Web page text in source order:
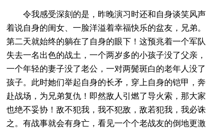
令我感受深刻的是，昨晚演习时还和自身谈笑风声
着说自身的闺女、一脸洋溢着幸福快乐的盆友，兄弟。
第二天就始终的躺在了自身的眼下！这预兆着一个军队
失去一名出色的战土，一个两岁多的小孩子没了父亲，
一个年轻的妻子没了老公，一对两鬓斑白的老年人没了
孩子。此时她们举起自身的长矛，穿上自身的铠甲，奔
赴战场，为兄弟复仇！即然敌人引燃了导火索，那大家
也绝不妥协！敌不犯我，我不犯敌，敌若犯我，我必诛
之。有战事就会有身亡，看见一个个老战友的倒地更激